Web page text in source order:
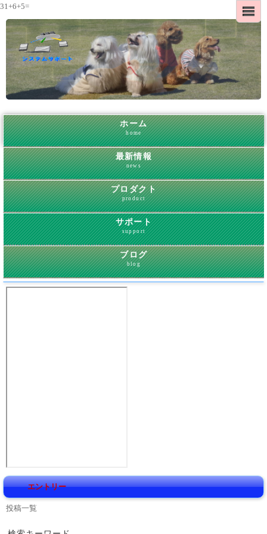
31+6+5=
ホーム
home
最新情報
news
プロダクト
product
サポート
support
ブログ
blog
エントリー
投稿一覧